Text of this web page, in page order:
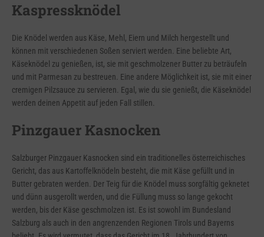
Kaspressknödel
Die Knödel werden aus Käse, Mehl, Eiern und Milch hergestellt und
können mit verschiedenen Soßen serviert werden. Eine beliebte Art,
Käseknödel zu genießen, ist, sie mit geschmolzener Butter zu beträufeln
und mit Parmesan zu bestreuen. Eine andere Möglichkeit ist, sie mit einer
cremigen Pilzsauce zu servieren. Egal, wie du sie genießt, die Käseknödel
werden deinen Appetit auf jeden Fall stillen.
Pinzgauer Kasnocken
Salzburger Pinzgauer Kasnocken sind ein traditionelles österreichisches
Gericht, das aus Kartoffelknödeln besteht, die mit Käse gefüllt und in
Butter gebraten werden. Der Teig für die Knödel muss sorgfältig geknetet
und dünn ausgerollt werden, und die Füllung muss so lange gekocht
werden, bis der Käse geschmolzen ist. Es ist sowohl im Bundesland
Salzburg als auch in den angrenzenden Regionen Tirols und Bayerns